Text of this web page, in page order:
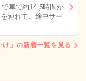
車で約14.5時間か
連れて、途中サー
け」の新着一覧を見る